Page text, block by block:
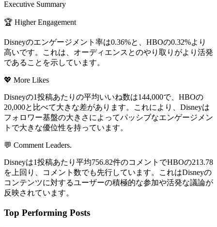
Executive Summary
🏆 Higher Engagement
Disneyのエンゲージメント率は0.36%と、HBOの0.32%より
高いです。これは、オーディエンスとのやり取りがより活発
であることを示しています。
💖 More Likes
Disneyの1投稿あたりの平均いいね数は144,000で、HBOの
20,000と比べて大きな差があります。これにより、Disneyは
フォロワー基盤の大きさによってパッシブなエンゲージメン
トで大きな優位性を持っています。
💬 Comment Leaders.
Disneyは1投稿あたり平均756.82件のコメントでHBOの213.78
を上回り、コメント数でも先行しています。これはDisneyの
コンテンツに対するユーザーの積極的な参加や活発な議論が
反映されています。
Top Performing Posts